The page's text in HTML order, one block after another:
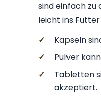
sind einfach zu
leicht ins
✓
Kapseln
✓
Pulver
✓
Tabletten
akzeptiert.